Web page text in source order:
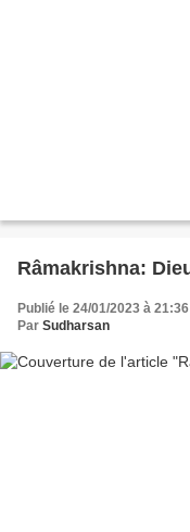
Râmakrishna:
Publié le 24/01/2023 à 21:36
Par Sudharsan